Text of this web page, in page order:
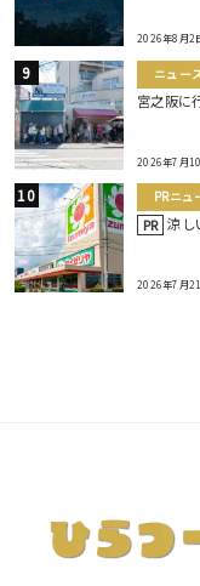
2026年8月2
ニュー
宮之阪に
2026年7月
PRニュ
PR 涼し
2026年7月